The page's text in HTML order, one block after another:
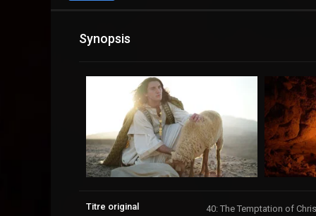
Synopsis
Titre original 40: The Temptation of